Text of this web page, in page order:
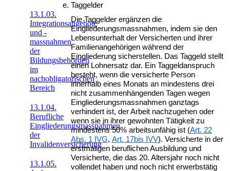
13.1.03.
Integrationsangebote
und -
massnahmen
der
Bildungsbehörden
im
nachobligatorischen
Bereich
13.1.04.
Berufliche
Eingliederungsmassnahmen
der
Invalidenversicherung
13.1.05.
Taggelder
Die Taggelder ergänzen die
Eingliederungsmassnahmen, indem sie den
Lebensunterhalt der Versicherten und ihrer
Familienangehörigen während der
Eingliederung sicherstellen. Das Taggeld stellt
einen Lohnersatz dar. Ein Taggeldanspruch
besteht, wenn die versicherte Person
innerhalb eines Monats an mindestens drei
nicht zusammenhängenden Tagen wegen
Eingliederungsmassnahmen ganztags
verhindert ist, der Arbeit nachzugehen oder
wenn sie in ihrer gewohnten Tätigkeit zu
mindestens 50% arbeitsunfähig ist (Art. 22
Abs. 1 IVG, Art. 17bis IVV). Versicherte in der
erstmaligen beruflichen Ausbildung und
Versicherte, die das 20. Altersjahr noch nicht
vollendet haben und noch nicht erwerbstätig